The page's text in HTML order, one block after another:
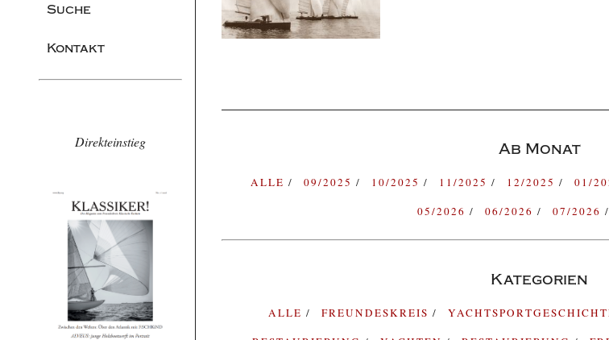
Suche
Kontakt
Direkteinstieg Ab Monat
ALLE 09/2025 10/2025 11/2025 12/2025 01/
05/2026
06/2026 07/2026
Kategorien
ALLE FREUNDESKREIS